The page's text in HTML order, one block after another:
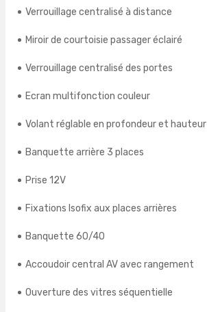
Verrouillage centralisé à distance
Miroir de courtoisie passager éclairé
Verrouillage centralisé des portes
Ecran multifonction couleur
Volant réglable en profondeur et hauteur
Banquette arrière 3 places
Prise 12V
Fixations Isofix aux places arrières
Banquette 60/40
Accoudoir central AV avec rangement
Ouverture des vitres séquentielle